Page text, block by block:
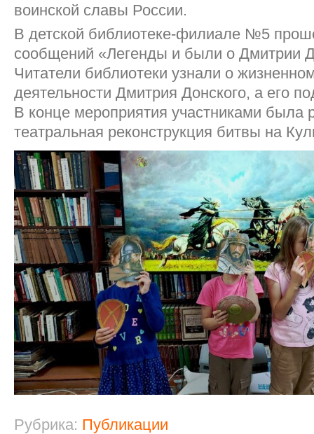
воинской славы России.
В детской библиотеке-филиале №5
сообщений «Легенды и были о Дмитрии
Читатели библиотеки узнали о
деятельности Дмитрия Донского, а его
В конце мероприятия участниками была
театральная реконструкция битвы на
Рубрика: Публикации